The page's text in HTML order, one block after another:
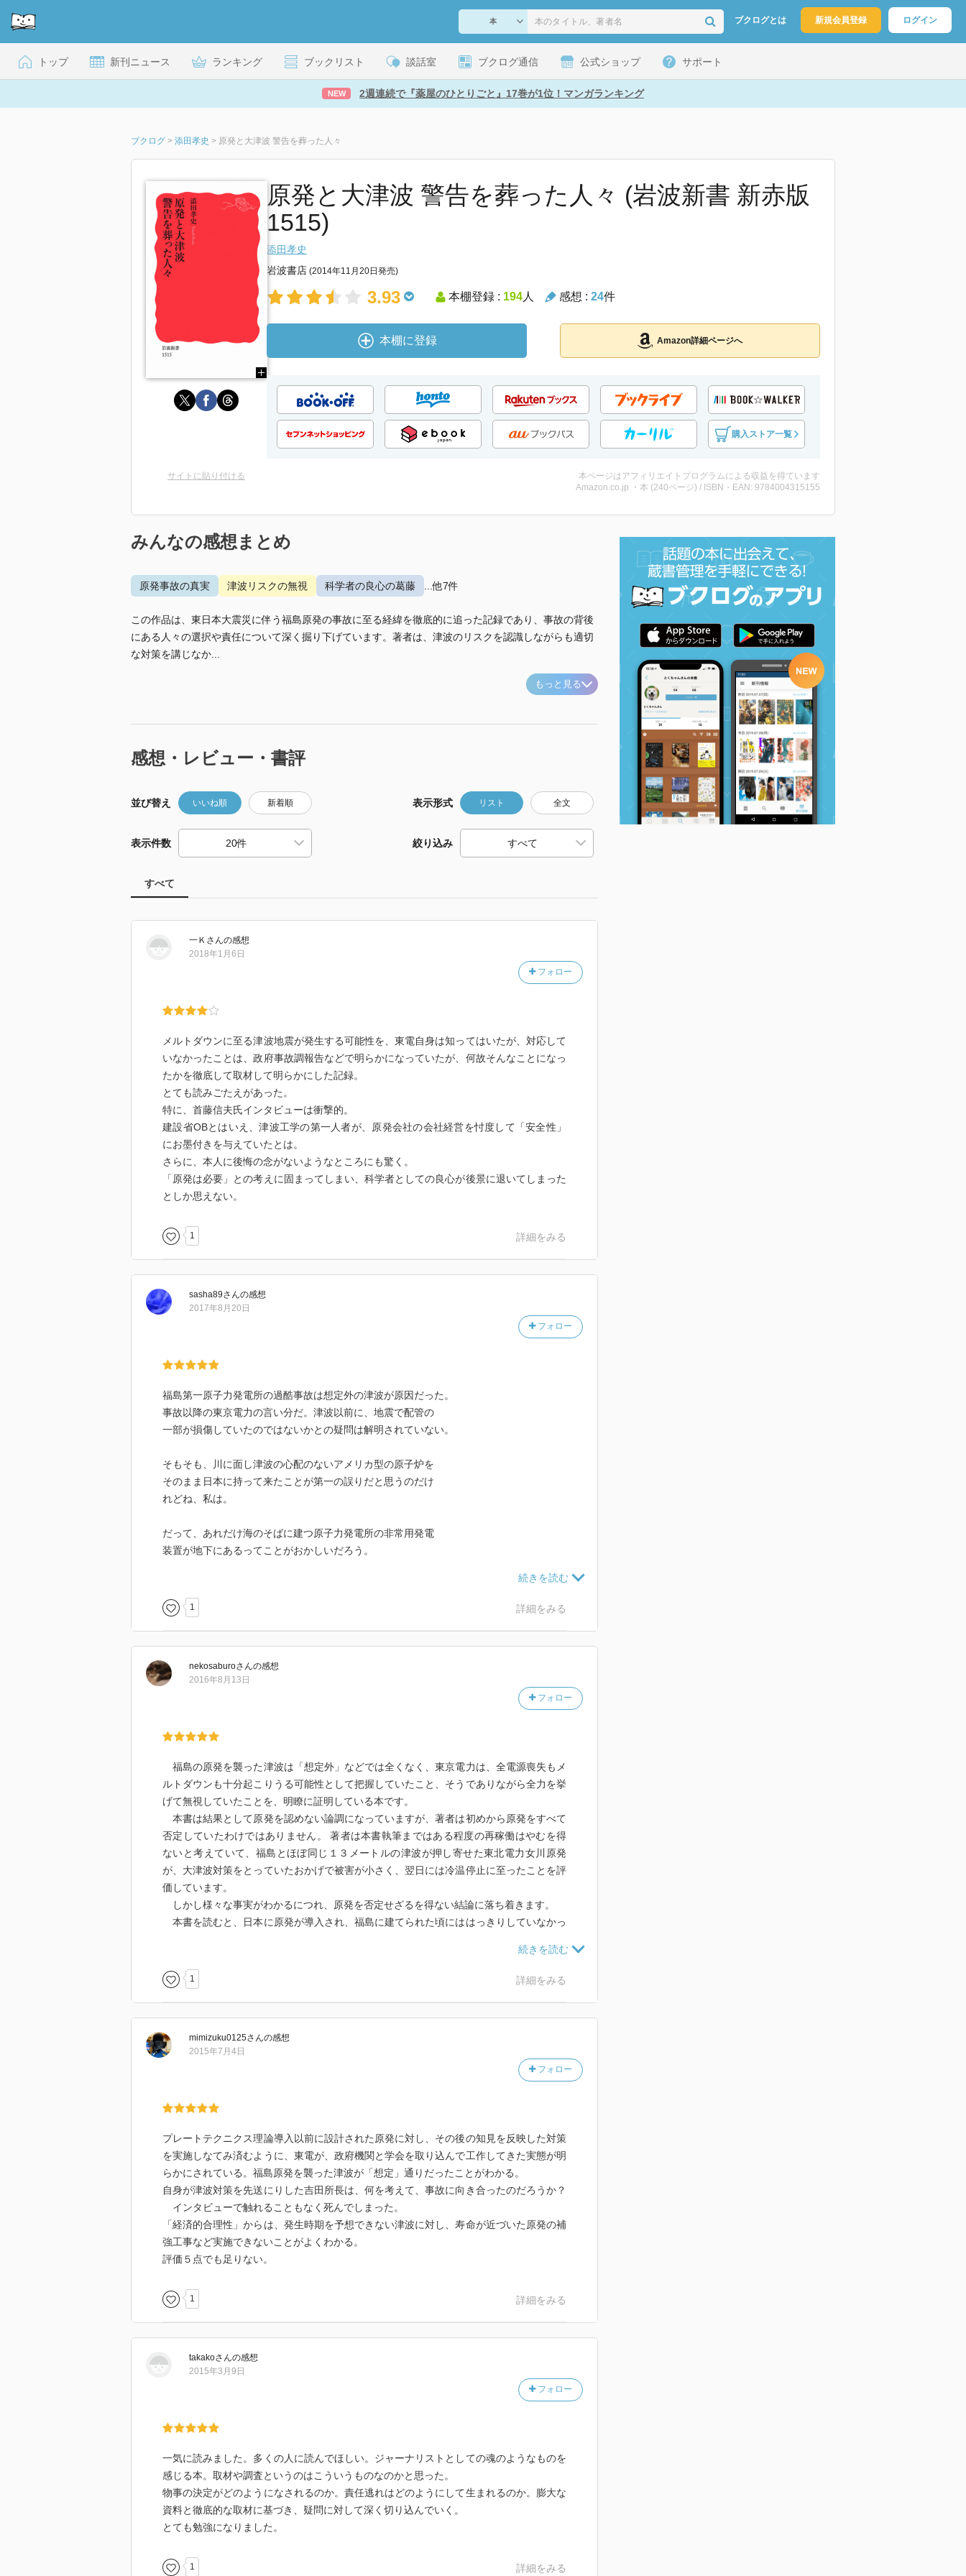
ブクログとは 新規会員登録 ログイン
トップ 新刊ニュース ランキング ブックリスト 談話室 ブクログ通信 公式ショップ サポート
NEW 2週連続で『薬屋のひとりごと』17巻が1位！マンガランキング
ブクログ > 添田孝史 > 原発と大津波 警告を葬った人々
原発と大津波 警告を葬った人々 (岩波新書 新赤版
1515)
添田孝史
岩波書店 (2014年11月20日発売)
3.93 本棚登録 : 194人 感想 : 24件
本棚に登録 Amazon詳細ページへ
購入ストア一覧
サイトに貼り付ける
本ページはアフィリエイトプログラムによる収益を得ています
Amazon.co.jp ・本 (240ページ) / ISBN・EAN: 9784004315155
みんなの感想まとめ
原発事故の真実 津波リスクの無視 科学者の良心の葛藤 ...他7件
この作品は、東日本大震災に伴う福島原発の事故に至る経緯を徹底的に追った記録であり、事故の背後
にある人々の選択や責任について深く掘り下げています。著者は、津波のリスクを認識しながらも適切
な対策を講じなか...
もっと見る
感想・レビュー・書評
並び替え いいね順 新着順 表示形式 リスト 全文
表示件数 絞り込み
すべて
一Ｋ さんの感想
フォロー
2018年1月6日
メルトダウンに至る津波地震が発生する可能性を、東電自身は知ってはいたが、対応して
いなかったことは、政府事故調報告などで明らかになっていたが、何故そんなことになっ
たかを徹底して取材して明らかにした記録。
とても読みごたえがあった。
特に、首藤信夫氏インタビューは衝撃的。
建設省OBとはいえ、津波工学の第一人者が、原発会社の会社経営を忖度して「安全性」
にお墨付きを与えていたとは。
さらに、本人に後悔の念がないようなところにも驚く。
「原発は必要」との考えに固まってしまい、科学者としての良心が後景に退いてしまった
としか思えない。
1 詳細をみる
sasha89さんの感想
フォロー
2017年8月20日
福島第一原子力発電所の過酷事故は想定外の津波が原因だった。
事故以降の東京電力の言い分だ。津波以前に、地震で配管の
一部が損傷していたのではないかとの疑問は解明されていない。
そもそも、川に面し津波の心配のないアメリカ型の原子炉を
そのまま日本に持って来たことが第一の誤りだと思うのだけ
れどね、私は。
だって、あれだけ海のそばに建つ原子力発電所の非常用発電
装置が地下にあるってことがおかしいだろう。
大震災で発生した大津波は本当に「想定外」だったのかを
検証したのが本書である。
いた。だが、貞観津波については古文書にその記述があるのみ
で研究は始まったばかりであったから貞観津波を念頭に置いての
だが、同じ東北地方にあった東北電力の女川原子力発電所は
貞観津波を念頭に置き、それに備えた対策を取っていたから
だった。
東京電力は東北電力の対策を知らぬ立場にあったのではない。
知る立場にあったし、対策を取ろうと思えば取れたはずだ。
そうしていれば津波による（あくまで東電の言い分）全交流
電源喪失には至らなかったのではないか。
安全対策にはお金がかかる。地域独占企業とは言え、コスト
ダウンは企業の至上命題。莫大なコストのかかる安全対策
地震や津波の研究者からは福島第一原発が建設された当初に
ていた。
それは政府機関の報告でも行われていた。しかし、既存の
開示請求を行って、東京電力が繰り返す「想定外」という
言い分がいい加減であるかを暴いている。
何度も繰り返された議論。その度に火消しに回る電力会社。
備えられることをせずに、すべて自然災害が原因であると
の責任逃れをする企業の姿勢は許されることじゃない。
「安全神話」がいかに作為的なものなのかを実感する。
危険をより少なくするか。それを考えなきゃいけないんじゃ
ないのか。
だったと思うんだけどね。東京電力はそれでも当事者意識が
希薄なようだが…。(-_-;)
1 詳細をみる
nekosaburoさんの感想
フォロー
2016年8月13日
福島の原発を襲った津波は「想定外」などでは全くなく、東京電力は、全電源喪失もメ
ルトダウンも十分起こりうる可能性として把握していたこと、そうでありながら全力を挙
げて無視していたことを、明瞭に証明している本です。
本書は結果として原発を認めない論調になっていますが、著者は初めから原発をすべて
否定していたわけではありません。 著者は本書執筆まではある程度の再稼働はやむを得
ないと考えていて、福島とほぼ同じ１３メートルの津波が押し寄せた東北電力女川原発
が、大津波対策をとっていたおかげで被害が小さく、翌日には冷温停止に至ったことを評
価しています。
しかし様々な事実がわかるにつれ、原発を否定せざるを得ない結論に落ち着きます。
本書を読むと、日本に原発が導入され、福島に建てられた頃にははっきりしていなかっ
大きく、福島原発付近で起こっていたことなど、現代の知見で明らかとなった危険性、そ
れに基づいて地震学者が発してきた警告を、東京電力がどのように封じ込めてきたかが具
体的に大変よくわかります。
は、そもそもないのでしょう。ただ、もう少し真剣に生命を考える姿勢が国と東電にあれ
ば、あれほどの惨事にならなかったのは間違いありません。
原発の廃炉には４００億円以上の金、３０年以上の時間が必要だそうです。著者も言う
とがわかっている施設に莫大な金をかけて安全対策を講じることは、考えてみればありえ
なんのことはない、原発を所有する電力会社は、科学的客観性に基づいて安全を判断す
るのではなく、このくらいは金をかけてもいいかという範囲でできることを、「安全」と
称しているだけなのです。
現在、再稼働の条件だった免震棟の約束は反故にされ、活断層の存在は否定され、処理
できない放射性廃棄物の問題は置き去りのまま、耐用年数を越えた原発すら次々動き出す
勢いです。
生命を蔑ろにするこうした構造に組み込まれ、自身の研究、仕事に誇りも責任も持たな
い学者、役人の姿が、浅ましく、悲しく、人として惨めです。
1 詳細をみる
mimizuku0125さんの感想
フォロー
2015年7月4日
プレートテクニクス理論導入以前に設計された原発に対し、その後の知見を反映した対策
を実施しなてみ済むように、東電が、政府機関と学会を取り込んで工作してきた実態が明
らかにされている。福島原発を襲った津波が「想定」通りだったことがわかる。
自身が津波対策を先送にりした吉田所長は、何を考えて、事故に向き合ったのだろうか？
インタビューで触れることもなく死んでしまった。
「経済的合理性」からは、発生時期を予想できない津波に対し、寿命が近づいた原発の補
強工事など実施できないことがよくわかる。
評価５点でも足りない。
1 詳細をみる
takakoさんの感想
フォロー
2015年3月9日
一気に読みました。多くの人に読んでほしい。ジャーナリストとしての魂のようなものを
感じる本。取材や調査というのはこういうものなのかと思った。
物事の決定がどのようになされるのか。責任逃れはどのようにして生まれるのか。膨大な
資料と徹底的な取材に基づき、疑問に対して深く切り込んでいく。
とても勉強になりました。
1 詳細をみる